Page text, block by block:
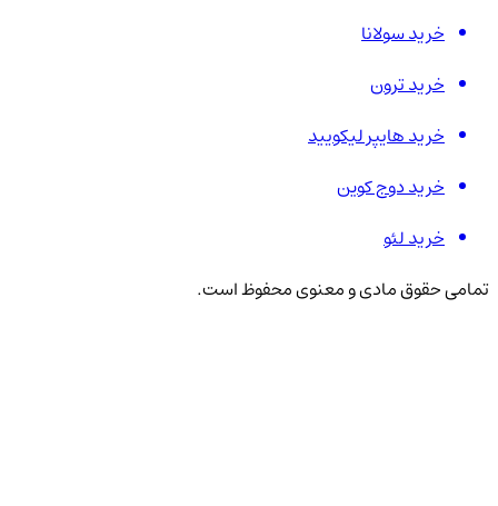
خرید سولانا
خرید ترون
خرید هایپر لیکویید
خرید دوج کوین
خرید لئو
تمامی حقوق مادی و معنوی محفوظ است.